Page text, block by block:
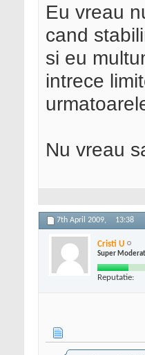
Eu vreau
cand
si eu
intrece
Nu vreau
7th April 2009, 13:38
Cristi U
Super
Reputatie: